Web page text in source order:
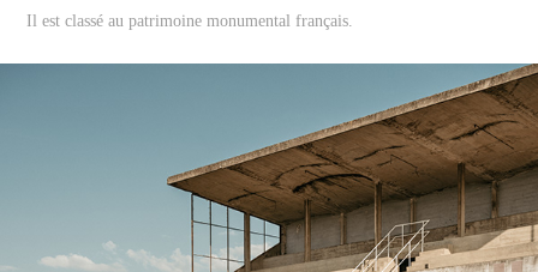
Il est classé au patrimoine monumental français.